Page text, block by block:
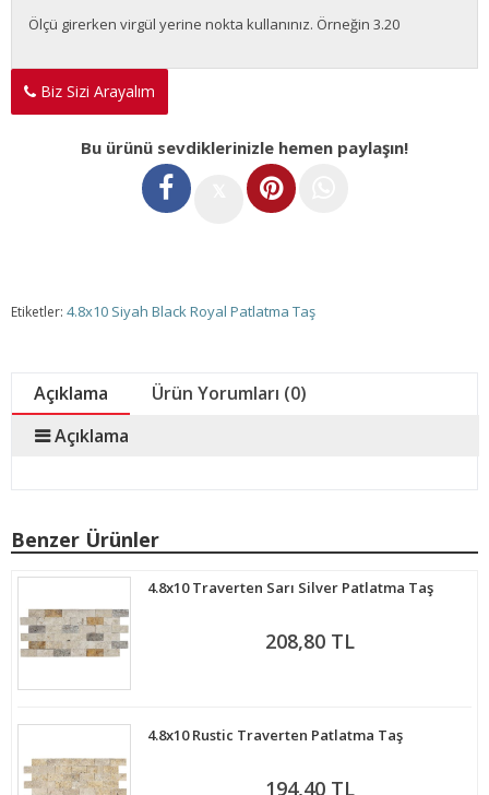
Ölçü girerken virgül yerine nokta kullanınız. Örneğin 3.20
Biz Sizi Arayalım
Bu ürünü sevdiklerinizle hemen paylaşın!
Etiketler: 4.8x10 Siyah Black Royal Patlatma Taş
Açıklama
Ürün Yorumları (0)
Açıklama
Benzer Ürünler
4.8x10 Traverten Sarı Silver Patlatma Taş
208,80 TL
4.8x10 Rustic Traverten Patlatma Taş
194,40 TL